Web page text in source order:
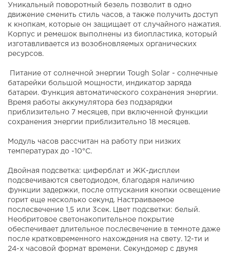
Уникальный поворотный безель позволит в одно
движение сменить стиль часов, а также получить доступ
к кнопкам, которые он защищает от случайного нажатия.
Корпус и ремешок выполнены из биопластика, который
изготавливается из возобновляемых органических
ресурсов.
Питание от солнечной энергии Tough Solar - солнечные
батарейки большой мощности, индикатор заряда
батареи. Функция автоматического сохранения энергии.
Время работы аккумулятора без подзарядки
приблизительно 7 месяцев, при включенной функции
сохранения энергии приблизительно 18 месяцев.
Модуль часов рассчитан на работу при низких
температурах до -10°С.
Двойная подcветка: циферблат и ЖК-дисплеи
подсвечиваются светодиодом, благодаря наличию
функции задержки, после отпускания кнопки освещение
горит еще несколько секунд. Настраиваемое
послесвечение 1,5 или 3сек. Цвет подсветки: белый.
Необритовое светонакопительное покрытие
обеспечивает длительное послесвечение в темноте даже
после кратковременного нахождения на свету. 12-ти и
24-х часовой формат времени. Секундомер с двумя